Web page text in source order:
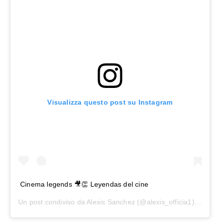
Visualizza questo post su Instagram
Cinema legends 🎥👏 Leyendas del cine
Un post condiviso da Alexis Sanchez (@alexis_officia1) in data: